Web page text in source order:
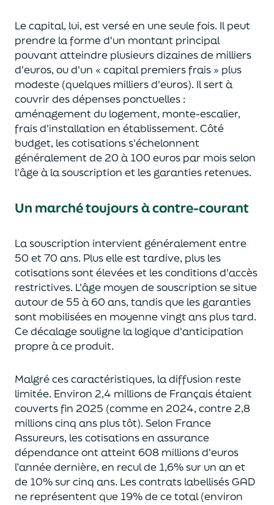
Le capital, lui, est versé en une seule fois. Il peut
prendre la forme d'un montant principal
pouvant atteindre plusieurs dizaines de milliers
d'euros, ou d'un « capital premiers frais » plus
modeste (quelques milliers d'euros). Il sert à
couvrir des dépenses ponctuelles :
aménagementdu logement, monte-escalier,
frais d'installation en établissement. Côté
budget, les cotisations s'échelonnent
généralement de 20 à 100 euros par mois selon
l'âge à la souscription et les garanties retenues.
Un marché toujours à contre-courant
La souscription intervient généralement entre
50 et 70 ans. Plus elle est tardive, plus les
cotisations sont élevées et les conditions d'accès
restrictives. L'âge moyen de souscription se situe
autour de 55 à 60 ans, tandis que les garanties
sont mobilisées en moyenne vingt ans plus tard.
Ce décalage souligne la logique d'anticipation
propre à ce produit.
Malgré ces caractéristiques, la diffusion reste
limitée. Environ 2,4 millions de Français étaient
couverts fin 2025 (comme en 2024, contre 2,8
millions cinq ans plus tôt). Selon France
Assureurs, les cotisations en assurance
dépendance ont atteint 608 millions d'euros
l’année dernière, en recul de 1,6% sur un an et
de 10% sur cinq ans. Les contrats labellisés GAD
ne représentent que 19% de ce total (environ